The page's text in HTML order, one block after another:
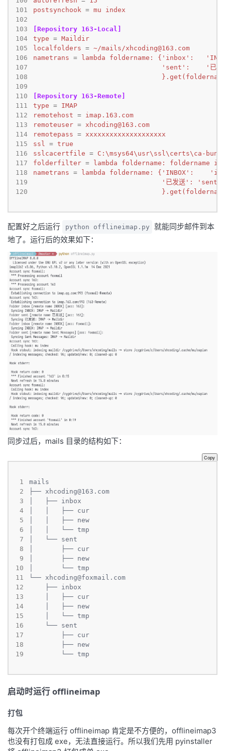
101
102
103
104
105
106
107
108
109
110
111
112
113
114
115
116
117
118
119
120
postsynchook = mu index
[Repository 163-Local]
type = Maildir
localfolders = ~/mails/xhcoding@163.com
nametrans =
[Repository 163-Remote]
type =
IMAP
remotehost =
imap.163.com
remoteuser = xhcoding@163.com
remotepass = xxxxxxxxxxxxxxxxxxxx
ssl = true
sslcacertfile =
C:\msys64\usr\ssl\certs\ca-
folderfilter =
lambda foldername: foldername
nametrans =
配置好之后运行 python offlineimap.py
就能同步邮件到本
地了。运行后的效果如下：
同步过后，mails 目录的结构如下：
Copy
1
2
3
4
5
6
7
8
9
10
11
12
13
14
15
16
17
18
19
├── xhcoding@163.com
│   │   ├── cur
│   │   ├── new
│       ├── cur
│       ├── new
└── xhcoding@foxmail.com
    │   ├── cur
    │   ├── new
        ├── cur
        ├── new
        └── tmp
启动时运行 offlineimap
打包
每次开个终端运行 offlineimap 肯定是不方便的，offlineimap3
也没有打包成 exe，无法直接运行。所以我们先用 pyinstaller